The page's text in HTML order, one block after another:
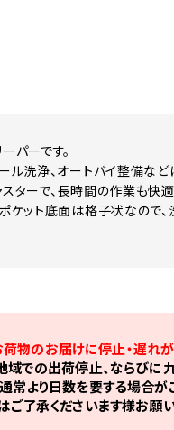
パーです。
洗浄、オートバイ整備など
ターで、長時間の作業も快適
ケット底面は格子状なので
物のお届けに停止・遅れが
での出荷停止、ならびに
常より日数を要する場合が
ご了承くださいます様お願